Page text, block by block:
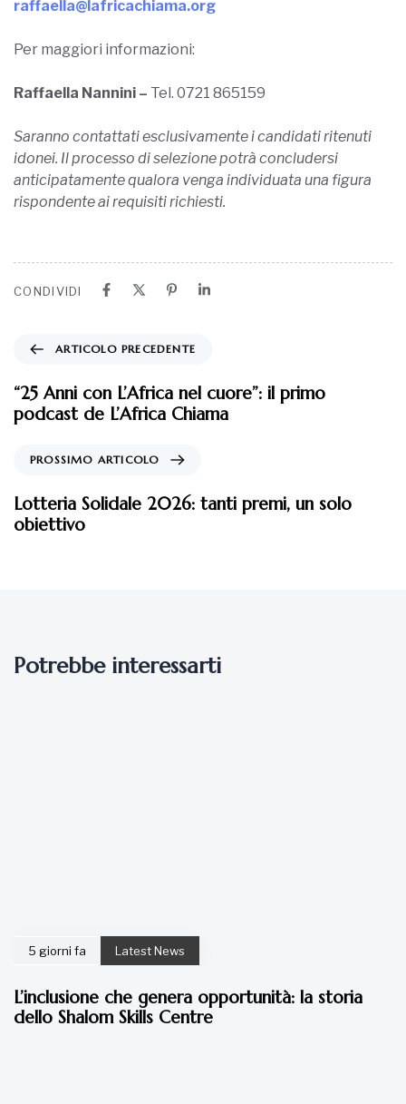
raffaella@lafricachiama.org
Per maggiori informazioni:
Raffaella Nannini – Tel. 0721 865159
Saranno contattati esclusivamente i candidati ritenuti
idonei. Il processo di selezione potrà concludersi
anticipatamente qualora venga individuata una figura
rispondente ai requisiti richiesti.
CONDIVIDI
ARTICOLO PRECEDENTE
“25 Anni con L’Africa nel cuore”: il primo
podcast de L’Africa Chiama
PROSSIMO ARTICOLO
Lotteria Solidale 2026: tanti premi, un solo
obiettivo
Potrebbe interessarti
5 giorni fa Latest News
L’inclusione che genera opportunità: la storia
dello Shalom Skills Centre